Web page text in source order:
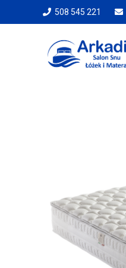
508 545 221